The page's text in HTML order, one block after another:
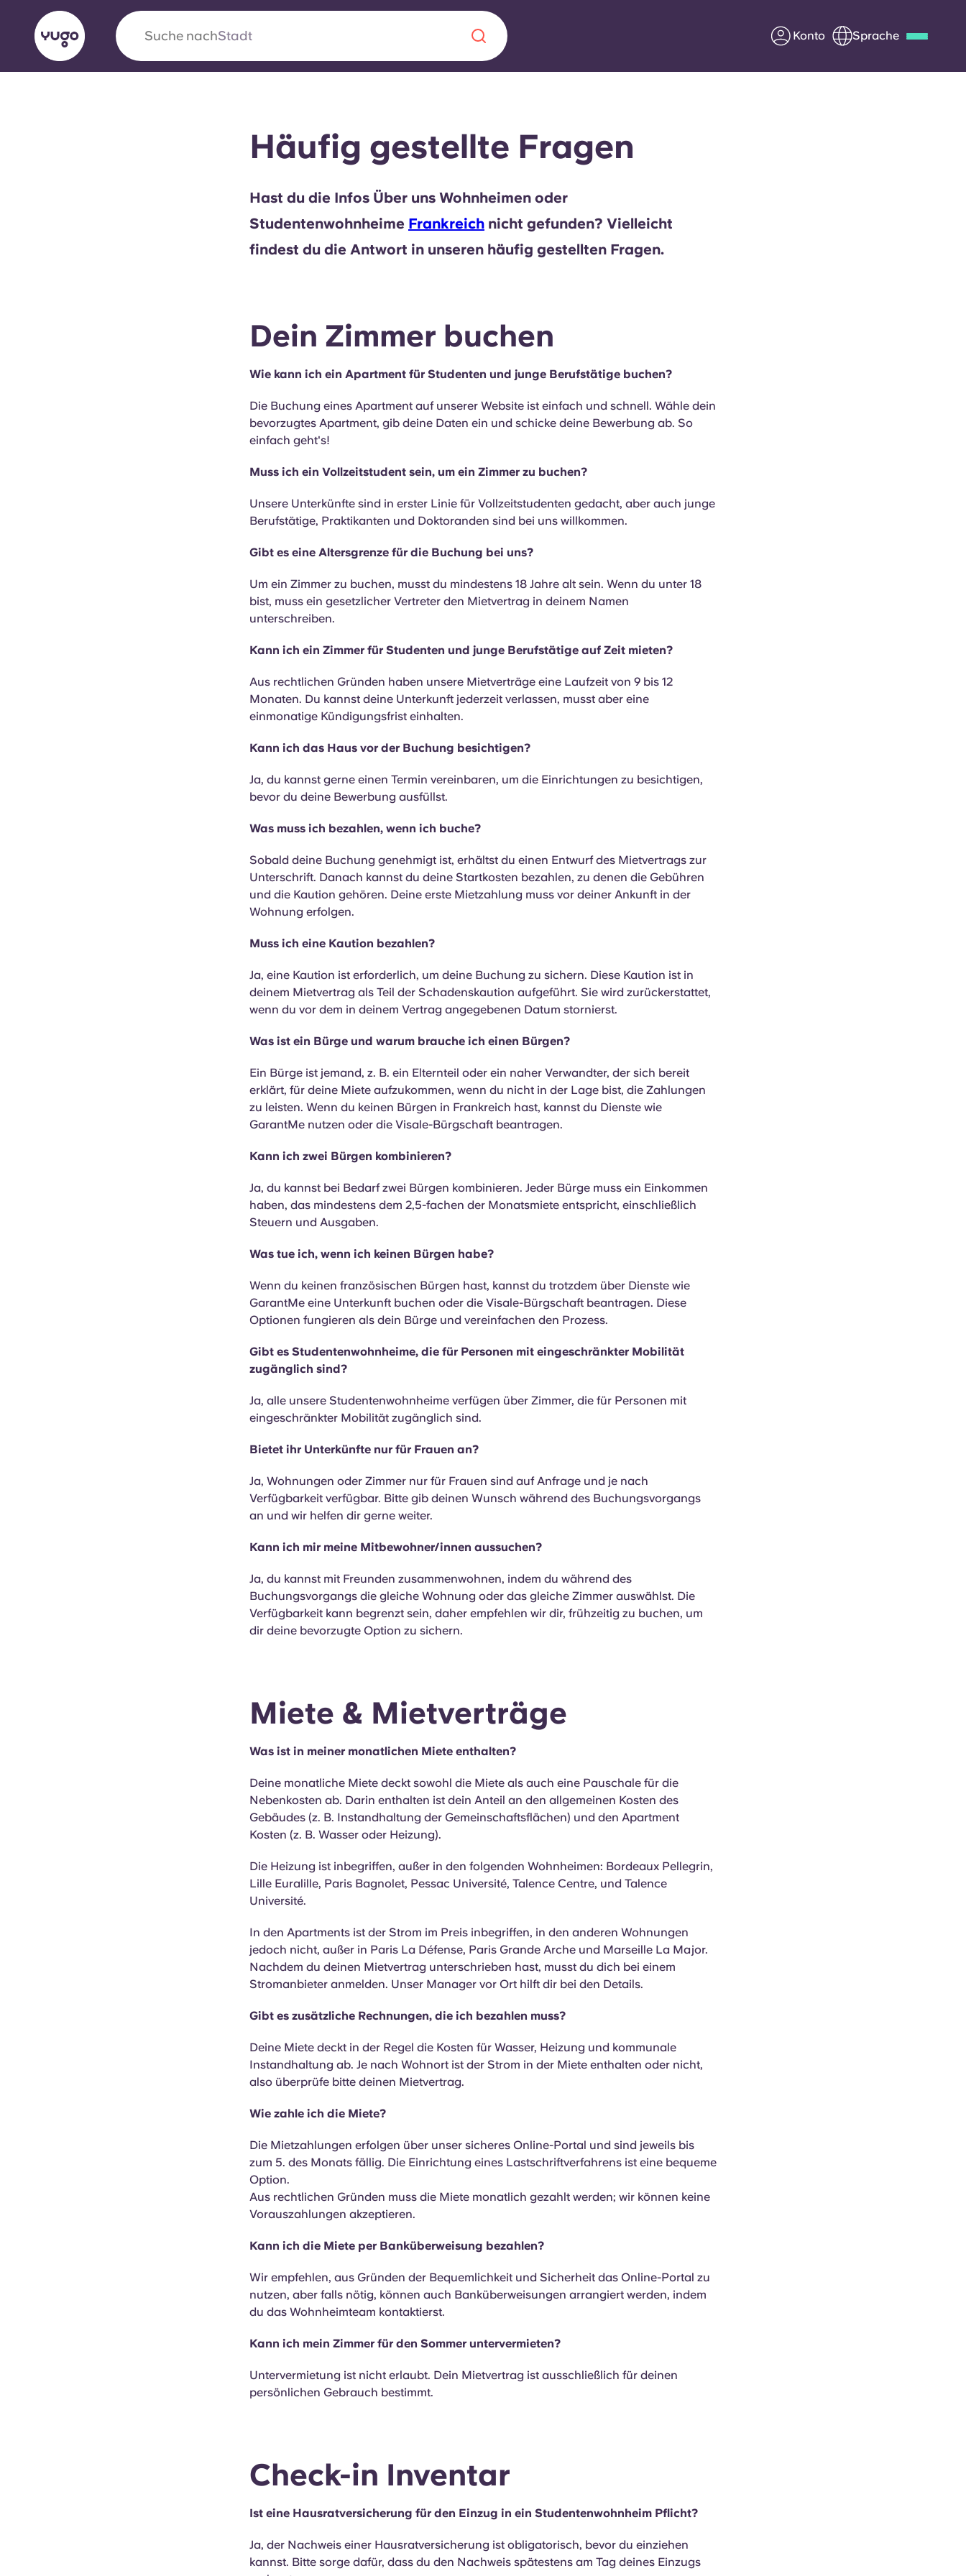
Suche nachStadt Konto Sprache
Yugo VCARB: Eine neue Ära in Sachen
Studentenwohnheime
Häufig gestellte Fragen
Häufig gestellte Fragen
Hast du die Infos Über uns Wohnheimen oder
Studentenwohnheime Frankreich nicht gefunden? Vielleicht
findest du die Antwort in unseren häufig gestellten Fragen.
Dein Zimmer buchen
Wie kann ich ein Apartment für Studenten und junge Berufstätige buchen?
Die Buchung eines Apartment auf unserer Website ist einfach und schnell. Wähle dein
bevorzugtes Apartment, gib deine Daten ein und schicke deine Bewerbung ab. So
einfach geht's!
Muss ich ein Vollzeitstudent sein, um ein Zimmer zu buchen?
Unsere Unterkünfte sind in erster Linie für Vollzeitstudenten gedacht, aber auch junge
Berufstätige, Praktikanten und Doktoranden sind bei uns willkommen.
Gibt es eine Altersgrenze für die Buchung bei uns?
Um ein Zimmer zu buchen, musst du mindestens 18 Jahre alt sein. Wenn du unter 18
bist, muss ein gesetzlicher Vertreter den Mietvertrag in deinem Namen
unterschreiben.
Kann ich ein Zimmer für Studenten und junge Berufstätige auf Zeit mieten?
Aus rechtlichen Gründen haben unsere Mietverträge eine Laufzeit von 9 bis 12
Monaten. Du kannst deine Unterkunft jederzeit verlassen, musst aber eine
einmonatige Kündigungsfrist einhalten.
Kann ich das Haus vor der Buchung besichtigen?
Ja, du kannst gerne einen Termin vereinbaren, um die Einrichtungen zu besichtigen,
bevor du deine Bewerbung ausfüllst.
Was muss ich bezahlen, wenn ich buche?
Sobald deine Buchung genehmigt ist, erhältst du einen Entwurf des Mietvertrags zur
Unterschrift. Danach kannst du deine Startkosten bezahlen, zu denen die Gebühren
und die Kaution gehören. Deine erste Mietzahlung muss vor deiner Ankunft in der
Wohnung erfolgen.
Muss ich eine Kaution bezahlen?
Ja, eine Kaution ist erforderlich, um deine Buchung zu sichern. Diese Kaution ist in
deinem Mietvertrag als Teil der Schadenskaution aufgeführt. Sie wird zurückerstattet,
wenn du vor dem in deinem Vertrag angegebenen Datum stornierst.
Was ist ein Bürge und warum brauche ich einen Bürgen?
Ein Bürge ist jemand, z. B. ein Elternteil oder ein naher Verwandter, der sich bereit
erklärt, für deine Miete aufzukommen, wenn du nicht in der Lage bist, die Zahlungen
zu leisten. Wenn du keinen Bürgen in Frankreich hast, kannst du Dienste wie
GarantMe nutzen oder die Visale-Bürgschaft beantragen.
Kann ich zwei Bürgen kombinieren?
Ja, du kannst bei Bedarf zwei Bürgen kombinieren. Jeder Bürge muss ein Einkommen
haben, das mindestens dem 2,5-fachen der Monatsmiete entspricht, einschließlich
Steuern und Ausgaben.
Was tue ich, wenn ich keinen Bürgen habe?
Wenn du keinen französischen Bürgen hast, kannst du trotzdem über Dienste wie
GarantMe eine Unterkunft buchen oder die Visale-Bürgschaft beantragen. Diese
Optionen fungieren als dein Bürge und vereinfachen den Prozess.
Gibt es Studentenwohnheime, die für Personen mit eingeschränkter Mobilität
zugänglich sind?
Ja, alle unsere Studentenwohnheime verfügen über Zimmer, die für Personen mit
eingeschränkter Mobilität zugänglich sind.
Bietet ihr Unterkünfte nur für Frauen an?
Ja, Wohnungen oder Zimmer nur für Frauen sind auf Anfrage und je nach
Verfügbarkeit verfügbar. Bitte gib deinen Wunsch während des Buchungsvorgangs
an und wir helfen dir gerne weiter.
Kann ich mir meine Mitbewohner/innen aussuchen?
Ja, du kannst mit Freunden zusammenwohnen, indem du während des
Buchungsvorgangs die gleiche Wohnung oder das gleiche Zimmer auswählst. Die
Verfügbarkeit kann begrenzt sein, daher empfehlen wir dir, frühzeitig zu buchen, um
dir deine bevorzugte Option zu sichern.
Miete & Mietverträge
Was ist in meiner monatlichen Miete enthalten?
Deine monatliche Miete deckt sowohl die Miete als auch eine Pauschale für die
Nebenkosten ab. Darin enthalten ist dein Anteil an den allgemeinen Kosten des
Gebäudes (z. B. Instandhaltung der Gemeinschaftsflächen) und den Apartment
Kosten (z. B. Wasser oder Heizung).
Die Heizung ist inbegriffen, außer in den folgenden Wohnheimen: Bordeaux Pellegrin,
Lille Euralille, Paris Bagnolet, Pessac Université, Talence Centre, und Talence
Université.
In den Apartments ist der Strom im Preis inbegriffen, in den anderen Wohnungen
jedoch nicht, außer in Paris La Défense, Paris Grande Arche und Marseille La Major.
Nachdem du deinen Mietvertrag unterschrieben hast, musst du dich bei einem
Stromanbieter anmelden. Unser Manager vor Ort hilft dir bei den Details.
Gibt es zusätzliche Rechnungen, die ich bezahlen muss?
Deine Miete deckt in der Regel die Kosten für Wasser, Heizung und kommunale
Instandhaltung ab. Je nach Wohnort ist der Strom in der Miete enthalten oder nicht,
also überprüfe bitte deinen Mietvertrag.
Wie zahle ich die Miete?
Die Mietzahlungen erfolgen über unser sicheres Online-Portal und sind jeweils bis
zum 5. des Monats fällig. Die Einrichtung eines Lastschriftverfahrens ist eine bequeme
Option.
Aus rechtlichen Gründen muss die Miete monatlich gezahlt werden; wir können keine
Vorauszahlungen akzeptieren.
Kann ich die Miete per Banküberweisung bezahlen?
Wir empfehlen, aus Gründen der Bequemlichkeit und Sicherheit das Online-Portal zu
nutzen, aber falls nötig, können auch Banküberweisungen arrangiert werden, indem
du das Wohnheimteam kontaktierst.
Kann ich mein Zimmer für den Sommer untervermieten?
Untervermietung ist nicht erlaubt. Dein Mietvertrag ist ausschließlich für deinen
persönlichen Gebrauch bestimmt.
Check-in Inventar
Ist eine Hausratversicherung für den Einzug in ein Studentenwohnheim Pflicht?
Ja, der Nachweis einer Hausratversicherung ist obligatorisch, bevor du einziehen
kannst. Bitte sorge dafür, dass du den Nachweis spätestens am Tag deines Einzugs